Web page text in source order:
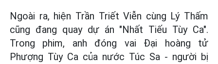
Ngoài ra, hiện Trần Triết Viễn cùng Lý Thấm
cũng đang quay dự án "Nhất Tiếu Tùy Ca".
Trong phim, anh đóng vai Đại hoàng tử
Phượng Tùy Ca của nước Túc Sa - người bị